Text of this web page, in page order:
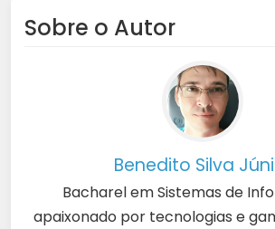
Sobre o Autor
Benedito Silva
Bacharel em Sistemas de
apaixonado por tecnologias e